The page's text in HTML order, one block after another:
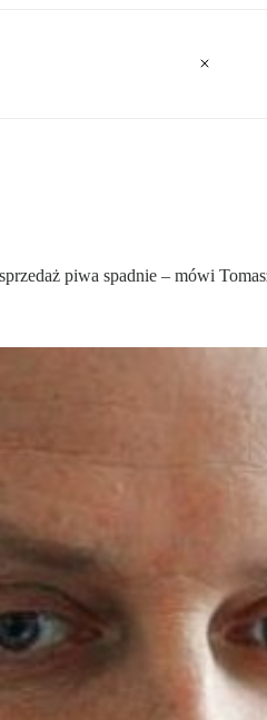
piwa spadnie – mówi